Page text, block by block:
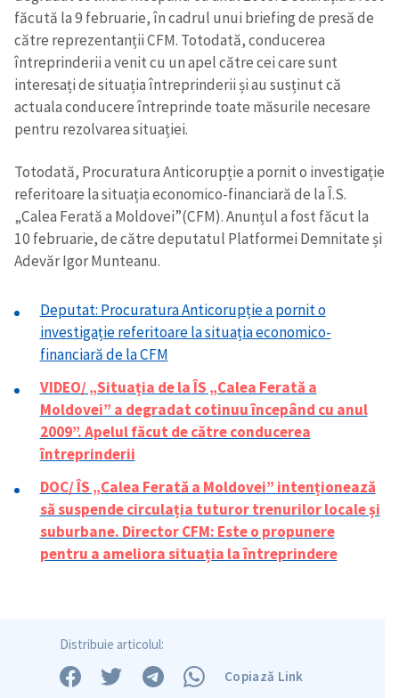
Trimite o informație
Despre ZdG
на русском
făcută la 9 februarie, în cadrul unui briefing de presă de
către reprezentanții CFM. Totodată, conducerea
întreprinderii a venit cu un apel către cei care sunt
interesați de situația întreprinderii și au susținut că
actuala conducere întreprinde toate măsurile necesare
pentru rezolvarea situației.
Totodată, Procuratura Anticorupție a pornit o investigație
referitoare la situația economico-financiară de la Î.S.
„Calea Ferată a Moldovei”(CFM). Anunțul a fost făcut la
10 februarie, de către deputatul Platformei Demnitate și
Adevăr Igor Munteanu.
Deputat: Procuratura Anticorupție a pornit o
investigație referitoare la situația economico-
financiară de la CFM
VIDEO/ „Situația de la ÎS „Calea Ferată a
Moldovei” a degradat cotinuu începând cu anul
2009”. Apelul făcut de către conducerea
întreprinderii
DOC/ ÎS „Calea Ferată a Moldovei” intenționează
să suspende circulația tuturor trenurilor locale și
suburbane. Director CFM: Este o propunere
pentru a ameliora situația la întreprindere
Distribuie articolul:
Copiază Link